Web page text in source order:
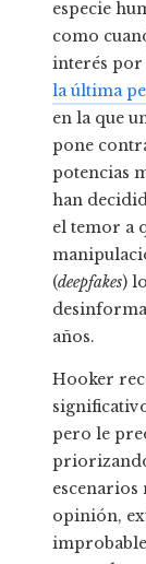
especie
como
interés por
la última
en la que
pone
potencias
han
el temor a
(deepfakes)
años.
Hooker
pero le
escenarios
opinión,